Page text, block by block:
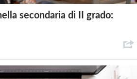
secondaria di II grado: